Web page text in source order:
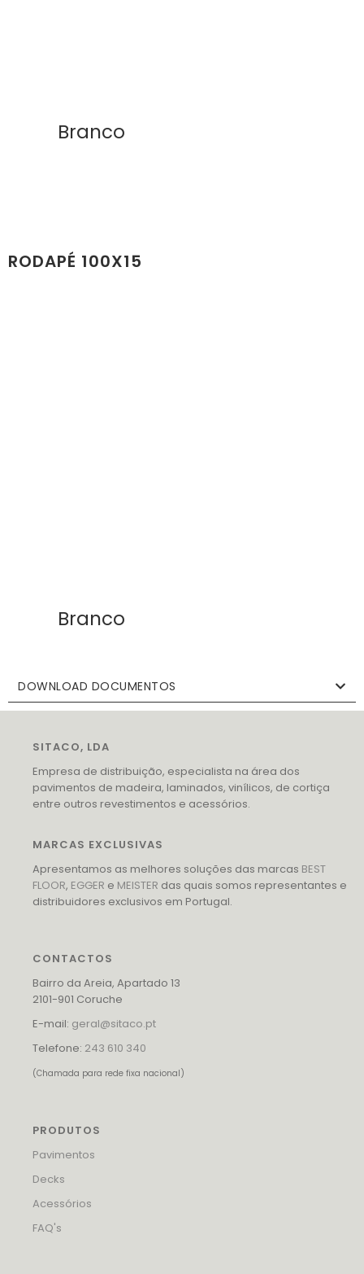
Branco
RODAPÉ 100X15
Branco
DOWNLOAD DOCUMENTOS
SITACO, LDA
Empresa de distribuição, especialista na área dos
pavimentos de madeira, laminados, vinílicos, de cortiça
entre outros revestimentos e acessórios.
MARCAS EXCLUSIVAS
Apresentamos as melhores soluções das marcas BEST
FLOOR, EGGER e MEISTER das quais somos representantes e
distribuidores exclusivos em Portugal.
CONTACTOS
Bairro da Areia, Apartado 13
2101-901 Coruche
E-mail: geral@sitaco.pt
Telefone: 243 610 340
(Chamada para rede fixa nacional)
PRODUTOS
Pavimentos
Decks
Acessórios
FAQ's